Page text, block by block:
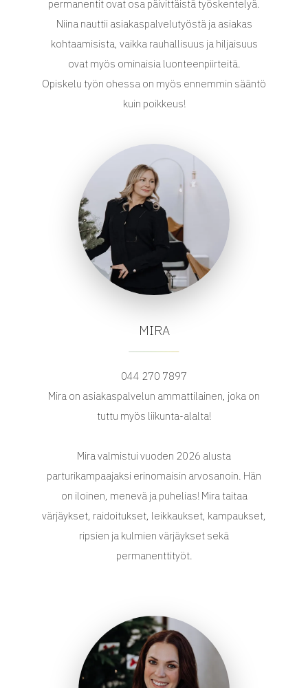
permanentit ovat osa päivittäistä työskentelyä.
Niina nauttii asiakaspalvelutyöstä ja asiakas
kohtaamisista, vaikka rauhallisuus ja hiljaisuus
ovat myös ominaisia luonteenpiirteitä.
Opiskelu työn ohessa on myös ennemmin sääntö
kuin poikkeus!
MIRA
044 270 7897
Mira on asiakaspalvelun ammattilainen, joka on
tuttu myös liikunta-alalta!
Mira valmistui vuoden 2026 alusta
parturikampaajaksi erinomaisin arvosanoin. Hän
on iloinen, menevä ja puhelias! Mira taitaa
värjäykset, raidoitukset, leikkaukset, kampaukset,
ripsien ja kulmien värjäykset sekä
permanenttityöt.